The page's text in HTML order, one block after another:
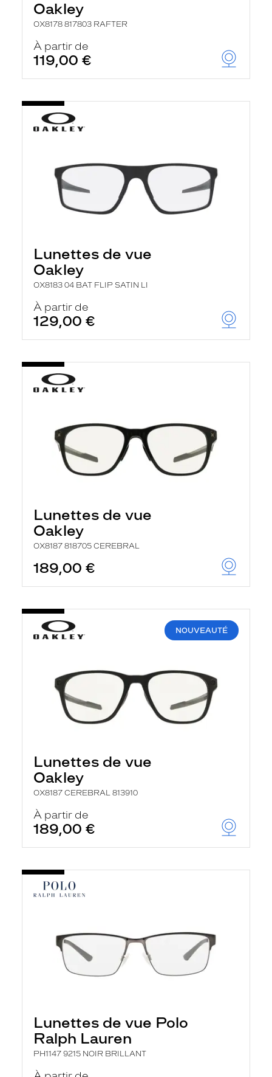
Oakley
OX8178 817803 RAFTER
À partir de
119,00 €
Lunettes de vue
Oakley
OX8183 04 BAT FLIP SATIN LI
À partir de
129,00 €
Lunettes de vue
Oakley
OX8187 818705 CEREBRAL
189,00 €
NOUVEAUTÉ
Lunettes de vue
Oakley
OX8187 CEREBRAL 813910
À partir de
189,00 €
Lunettes de vue Polo
Ralph Lauren
PH1147 9215 NOIR BRILLANT